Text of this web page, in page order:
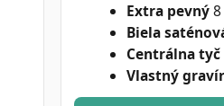
Extra pevný
Biela
Centrálna tyč
Vlastný